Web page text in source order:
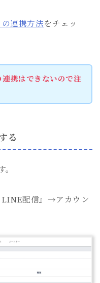
連携方法をチェッ
携はできないので注
る
LINE配信』→アカウン